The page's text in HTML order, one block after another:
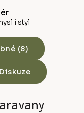
i styl
(8)
Diskuze